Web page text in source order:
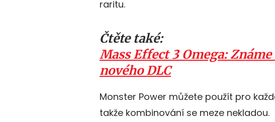
raritu.
Čtěte také:
Mass Effect 3 Omega:
nového DLC
Monster Power můžete použít pro
takže kombinování se meze nekladou.